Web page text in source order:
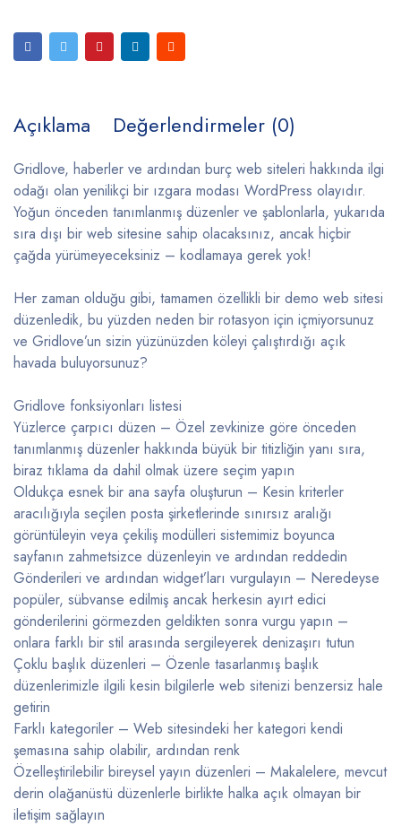
Açıklama Değerlendirmeler (0)
Gridlove, haberler ve ardından burç web siteleri hakkında ilgi
odağı olan yenilikçi bir ızgara modası WordPress olayıdır.
Yoğun önceden tanımlanmış düzenler ve şablonlarla, yukarıda
sıra dışı bir web sitesine sahip olacaksınız, ancak hiçbir
çağda yürümeyeceksiniz – kodlamaya gerek yok!
Her zaman olduğu gibi, tamamen özellikli bir demo web sitesi
düzenledik, bu yüzden neden bir rotasyon için içmiyorsunuz
ve Gridlove’un sizin yüzünüzden köleyi çalıştırdığı açık
havada buluyorsunuz?
Gridlove fonksiyonları listesi
Yüzlerce çarpıcı düzen – Özel zevkinize göre önceden
tanımlanmış düzenler hakkında büyük bir titizliğin yanı sıra,
biraz tıklama da dahil olmak üzere seçim yapın
Oldukça esnek bir ana sayfa oluşturun – Kesin kriterler
aracılığıyla seçilen posta şirketlerinde sınırsız aralığı
görüntüleyin veya çekiliş modülleri sistemimiz boyunca
sayfanın zahmetsizce düzenleyin ve ardından reddedin
Gönderileri ve ardından widget’ları vurgulayın – Neredeyse
popüler, sübvanse edilmiş ancak herkesin ayırt edici
gönderilerini görmezden geldikten sonra vurgu yapın –
onlara farklı bir stil arasında sergileyerek denizaşırı tutun
Çoklu başlık düzenleri – Özenle tasarlanmış başlık
düzenlerimizle ilgili kesin bilgilerle web sitenizi benzersiz hale
getirin
Farklı kategoriler – Web sitesindeki her kategori kendi
şemasına sahip olabilir, ardından renk
Özelleştirilebilir bireysel yayın düzenleri – Makalelere, mevcut
derin olağanüstü düzenlerle birlikte halka açık olmayan bir
iletişim sağlayın